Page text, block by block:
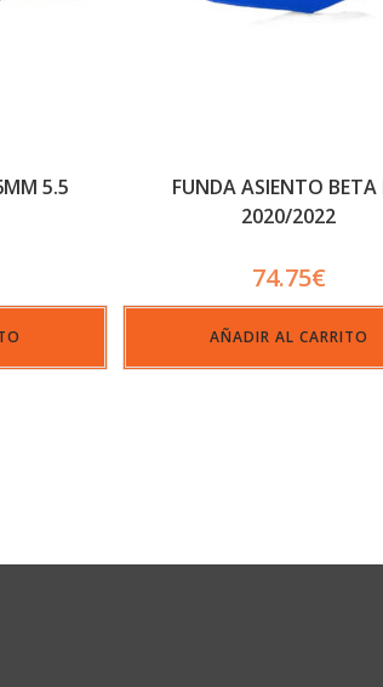
5.5
FUNDA ASIENTO BETA
2020/2022
74.75€
AÑADIR AL CARRITO